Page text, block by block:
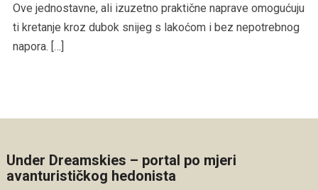
Ove jednostavne, ali izuzetno praktične naprave omogućuju
ti kretanje kroz dubok snijeg s lakoćom i bez nepotrebnog
napora. […]
Under Dreamskies – portal po mjeri
avanturističkog hedonista